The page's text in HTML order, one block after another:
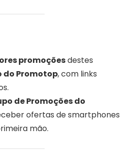
promoçõesdestes
do Promotop, com links
de Promoções do
ofertas de smartphones
mão.